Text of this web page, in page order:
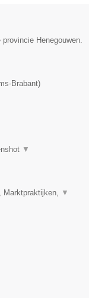
Henegouwen.
Brabant)
▼
▼